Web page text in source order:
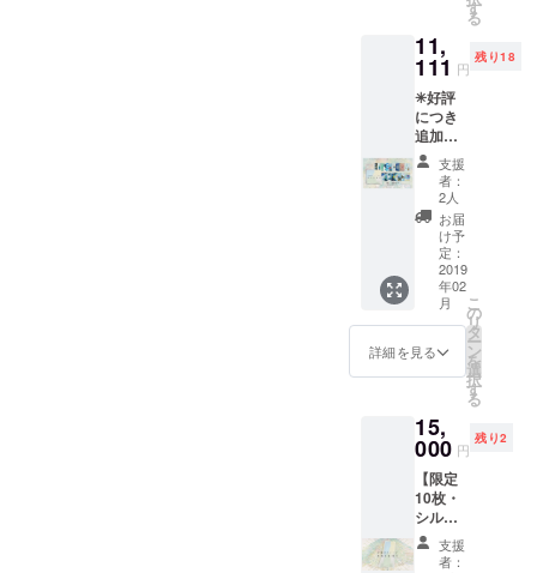
受付と
なりま
す。
が、ツ
リーの
葉のど
の部分
のカ
ラーが
やって
くるか
を楽し
みにお
待ちく
ださ
い。 ※2
月中の
発送と
す
見せく
ださ
い。 ※
トーク
ライブ
後は、
ゆっく
りハー
トラン
ドをお
楽しみ
くださ
い。 ※
ドリン
ルコー
ルも用
す。
会場｜
EARTH
GALLE
RY ２F
※チケッ
トの送
付はあ
りませ
ん。リ
ターン
購入画
面が入
場チ
ケット
ます。
当日会
ださ
い。 ※
トーク
ライブ
後は、
ゆっく
りハー
トラン
した！
▷ZENC
ドと
はー 39
種類の
カード
(2018.1
2現在)
の中か
ら、1枚
のカー
ドが届
けられ
ます。
カード
はあな
選ばれ
ます。
その
カード
に、今
のあな
たに必
要な前
カチ
BLESS
』
『Maho
Shono
ポスト
カー
ド・
YESシ
リーズ
(5枚
組)』
『Maho
Shono
ポスト
カー
ド・
CHANG
Eシリー
組)』
『入場
ト 』
【Xmas
特別封
筒で届
す
る
11,
111 円
残り18
✳︎好評
につき
追加し
ました
✳︎【幸
福のハ
ンカチ
BLESS
MahoS
honoポ
スト
カード
20種
セッ
世界樹
の葉が
姿を変
え、幸
福のハ
ンカチ
BLESS
となり
支援
者：
2人
お届
け予
定：
2019
年02
月
詳細を見る
こ
の
リ
タ
ー
ン
を
選
択
す
る
15,
000 円
残り2
【限定
10枚・
シルク
100％草
木染め
支援
者：